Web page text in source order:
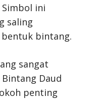
ini
saling
bintang.
sangat
Daud
penting